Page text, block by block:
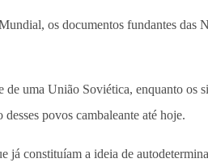
os documentos fundantes das
uma União Soviética, enquanto
povos cambaleante até hoje.
constituíam a ideia de